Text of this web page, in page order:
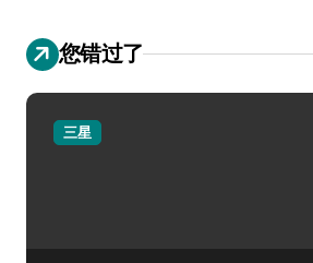
您错过了
三星